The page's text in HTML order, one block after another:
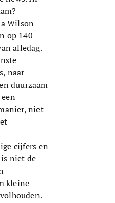
Wilson-
op 140
alledag.
naar
duurzaam
niet
cijfers en
niet de
kleine